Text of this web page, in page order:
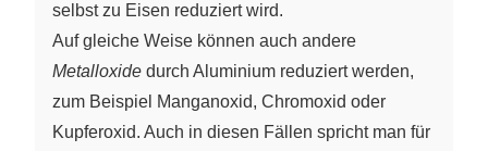
selbst zu Eisen reduziert wird.
Auf gleiche Weise können auch andere
Metalloxide durch Aluminium reduziert werden,
zum Beispiel Manganoxid, Chromoxid oder
Kupferoxid. Auch in diesen Fällen spricht man für